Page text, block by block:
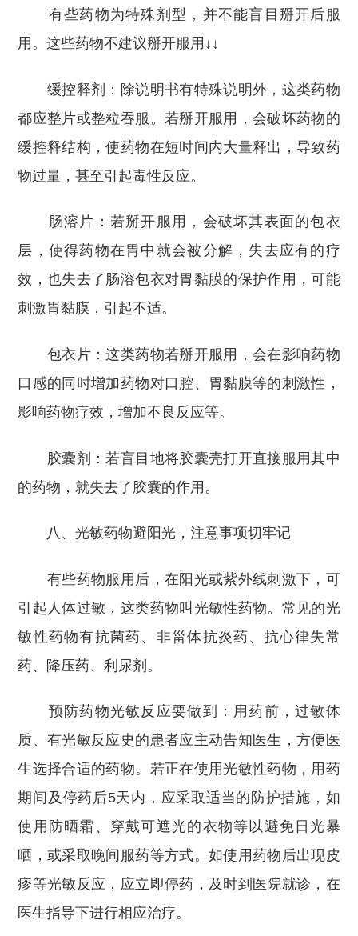
有些药物为特殊剂型，并不能盲目掰开后服
用。这些药物不建议掰开服用↓↓
缓控释剂：除说明书有特殊说明外，这类药物
都应整片或整粒吞服。若掰开服用，会破坏药物的
缓控释结构，使药物在短时间内大量释出，导致药
物过量，甚至引起毒性反应。
肠溶片：若掰开服用，会破坏其表面的包衣
层，使得药物在胃中就会被分解，失去应有的疗
效，也失去了肠溶包衣对胃黏膜的保护作用，可能
刺激胃黏膜，引起不适。
包衣片：这类药物若掰开服用，会在影响药物
口感的同时增加药物对口腔、胃黏膜等的刺激性，
影响药物疗效，增加不良反应等。
胶囊剂：若盲目地将胶囊壳打开直接服用其中
的药物，就失去了胶囊的作用。
八、光敏药物避阳光，注意事项切牢记
有些药物服用后，在阳光或紫外线刺激下，可
引起人体过敏，这类药物叫光敏性药物。常见的光
敏性药物有抗菌药、非甾体抗炎药、抗心律失常
药、降压药、利尿剂。
预防药物光敏反应要做到：用药前，过敏体
质、有光敏反应史的患者应主动告知医生，方便医
生选择合适的药物。若正在使用光敏性药物，用药
期间及停药后5天内，应采取适当的防护措施，如
使用防晒霜、穿戴可遮光的衣物等以避免日光暴
晒，或采取晚间服药等方式。如使用药物后出现皮
疹等光敏反应，应立即停药，及时到医院就诊，在
医生指导下进行相应治疗。